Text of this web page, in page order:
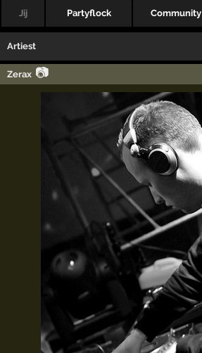
Jij Partyflock Community
Artiest
Zerax 📷